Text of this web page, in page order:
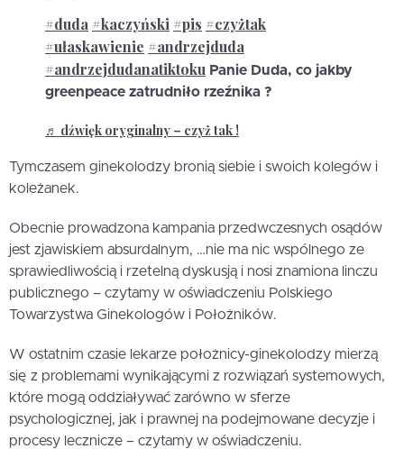
#duda #kaczyński #pis #czyżtak
#ułaskawienie #andrzejduda
#andrzejdudanatiktoku Panie Duda, co jakby
greenpeace zatrudniło rzeźnika ?
♬ dźwięk oryginalny – czyż tak !
Tymczasem ginekolodzy bronią siebie i swoich kolegów i
koleżanek.
Obecnie prowadzona kampania przedwczesnych osądów
jest zjawiskiem absurdalnym, …nie ma nic wspólnego ze
sprawiedliwością i rzetelną dyskusją i nosi znamiona linczu
publicznego – czytamy w oświadczeniu Polskiego
Towarzystwa Ginekologów i Położników.
W ostatnim czasie lekarze położnicy-ginekolodzy mierzą
się z problemami wynikającymi z rozwiązań systemowych,
które mogą oddziaływać zarówno w sferze
psychologicznej, jak i prawnej na podejmowane decyzje i
procesy lecznicze – czytamy w oświadczeniu.